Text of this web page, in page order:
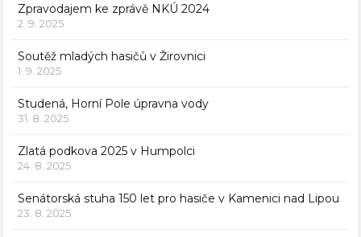
Zpravodajem ke zprávě NKÚ 2024
2. 9. 2025
Soutěž mladých hasičů v Žirovnici
1. 9. 2025
Studená, Horní Pole úpravna vody
31. 8. 2025
Zlatá podkova 2025 v Humpolci
24. 8. 2025
Senátorská stuha 150 let pro hasiče v Kamenici nad Lipou
23. 8. 2025